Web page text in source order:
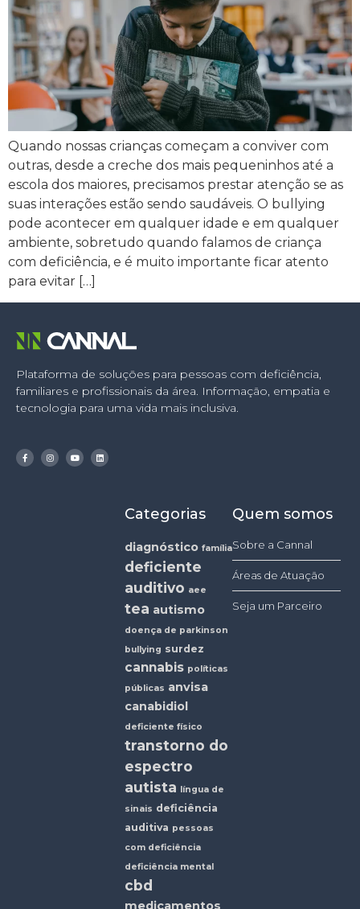
Quando nossas crianças começam a conviver com
outras, desde a creche dos mais pequeninhos até a
escola dos maiores, precisamos prestar atenção se as
suas interações estão sendo saudáveis. O bullying
pode acontecer em qualquer idade e em qualquer
ambiente, sobretudo quando falamos de criança
com deficiência, e é muito importante ficar atento
para evitar […]
Plataforma de soluções para pessoas com deficiência,
familiares e profissionais da área. Informação, empatia e
tecnologia para uma vida mais inclusiva.
Categorias
diagnóstico família
deficiente
auditivo aee
tea autismo
doença de parkinson
bullying surdez
cannabis políticas
públicas anvisa
canabidiol
deficiente físico
transtorno do
espectro
autista
língua de
sinais deficiência
auditiva pessoas
com deficiência
deficiência mental
cbd
medicamentos
Quem somos
Sobre a Cannal
Áreas de Atuação
Seja um Parceiro